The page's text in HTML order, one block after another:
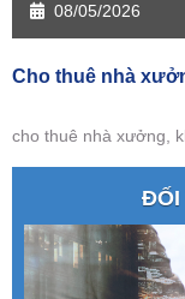
08/05/2026
Cho thuê nhà
cho thuê nhà xưởng,
ĐỐI